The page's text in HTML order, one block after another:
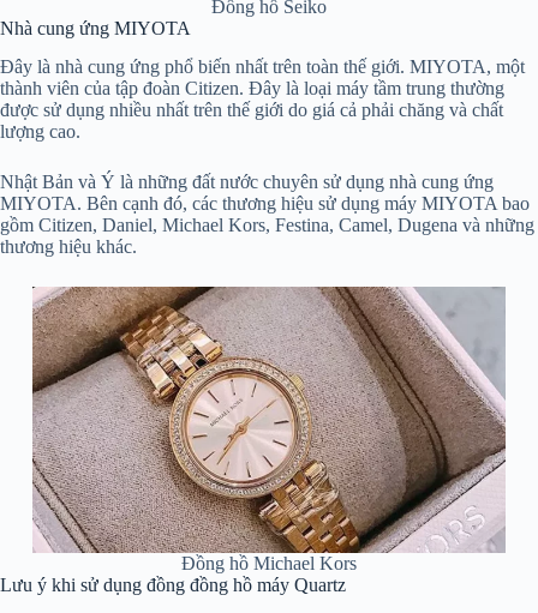
Đồng hồ Seiko
Nhà cung ứng MIYOTA
Đây là nhà cung ứng phổ biến nhất trên toàn thế giới. MIYOTA, một
thành viên của tập đoàn Citizen. Đây là loại máy tầm trung thường
được sử dụng nhiều nhất trên thế giới do giá cả phải chăng và chất
lượng cao.
Nhật Bản và Ý là những đất nước chuyên sử dụng nhà cung ứng
MIYOTA. Bên cạnh đó, các thương hiệu sử dụng máy MIYOTA bao
gồm Citizen, Daniel, Michael Kors, Festina, Camel, Dugena và những
thương hiệu khác.
Đồng hồ Michael Kors
Lưu ý khi sử dụng đồng đồng hồ máy Quartz